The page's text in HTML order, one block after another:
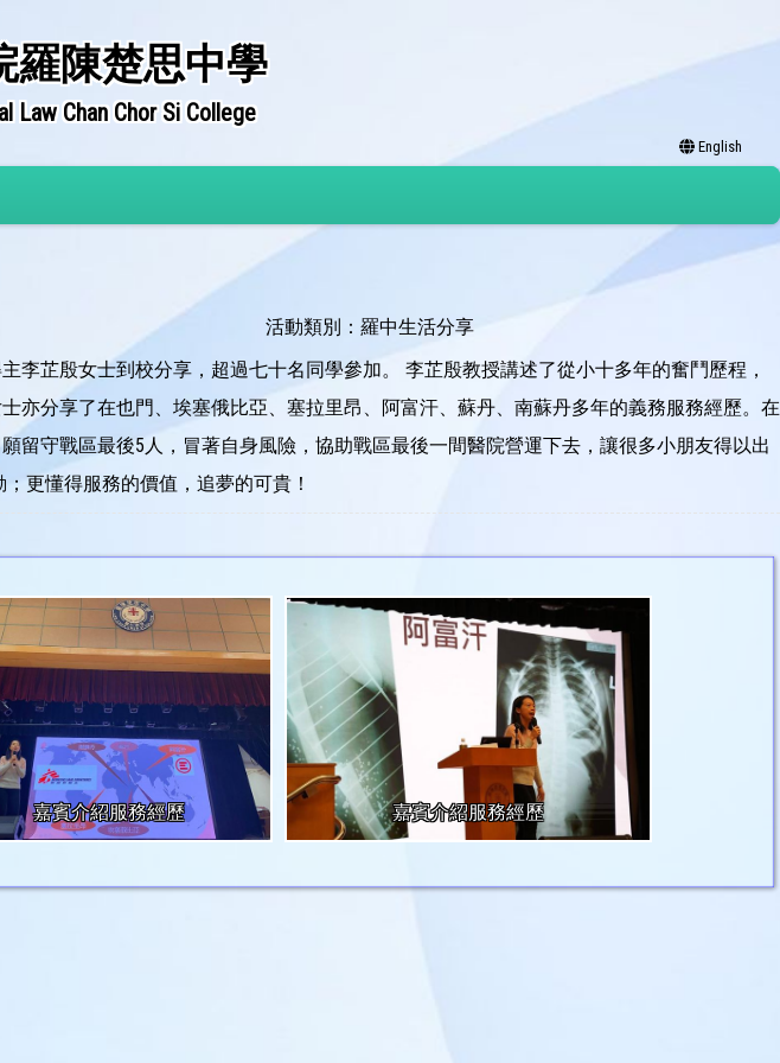
羅陳楚思中學
Law Chan Chor Si College
English
活動類別：羅中生活分享
芷殷女士到校分享，超過七十名同學參加。 李芷殷教授講述了從小十多年的奮鬥歷程，
分享了在也門、埃塞俄比亞、塞拉里昂、阿富汗、蘇丹、南蘇丹多年的義務服務經歷。在
守戰區最後5人，冒著自身風險，協助戰區最後一間醫院營運下去，讓很多小朋友得以出
更懂得服務的價值，追夢的可貴！
嘉賓介紹服務經歷 嘉賓介紹服務經歷